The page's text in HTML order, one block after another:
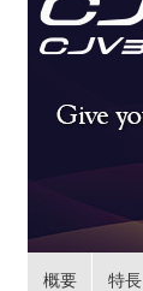
概要 特長